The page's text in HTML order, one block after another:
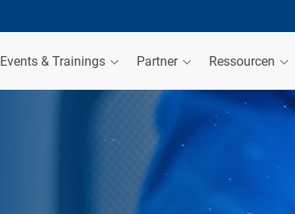
Events & Trainings Partner Ressourcen